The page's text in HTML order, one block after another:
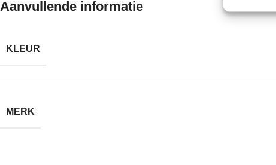
Aanvullende informatie
KLEUR
MERK